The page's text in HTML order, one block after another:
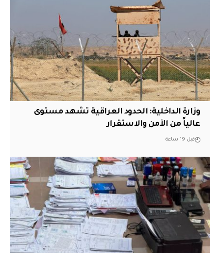
وزارة الداخلية: الحدود العراقية تشهد مستوى
عالياً من الأمن والاستقرار
قبل 19 ساعة